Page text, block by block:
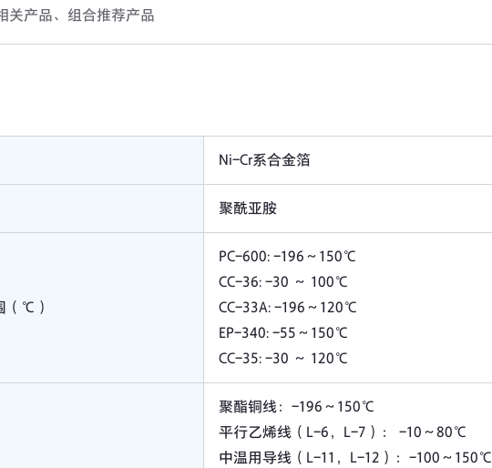
关产品、组合推荐产品
Ni-Cr系合金箔
聚酰亚胺
（℃）
PC-600: -196～150℃
CC-36: -30 ～ 100℃
CC-33A: -196～120℃
EP-340: -55～150℃
CC-35: -30 ～ 120℃
聚酯铜线：-196～150℃
平行乙烯线（L-6，L-7）： -10～80℃
中温用导线（L-11，L-12）：-100～150℃